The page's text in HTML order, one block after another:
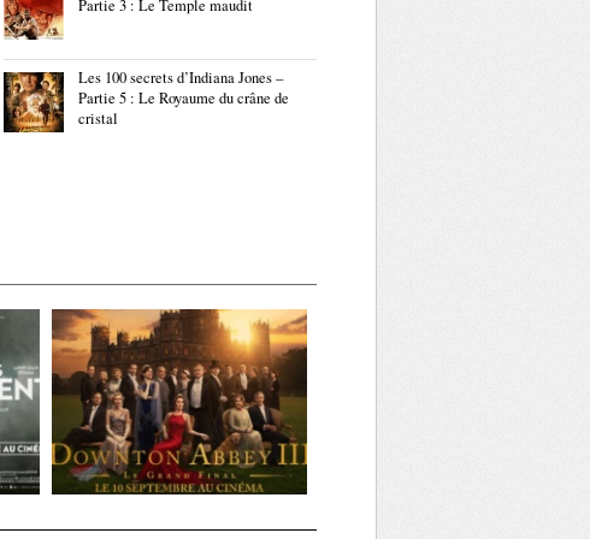
Partie 3 : Le Temple maudit
Les 100 secrets d’Indiana Jones –
Partie 5 : Le Royaume du crâne de
cristal